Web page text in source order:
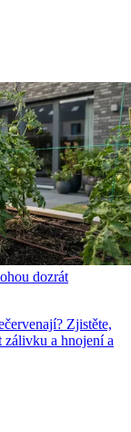
dozrát
Zjistěte,
zálivku a hnojení a